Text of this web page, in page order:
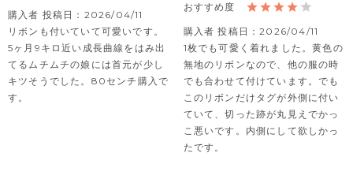
購入者 投稿日
2026/04/11
リボンも付いていて可愛いです。
5ヶ月9キロ近い成長曲線をはみ出
てるムチムチの娘には首元が少し
キツそうでした。80センチ購入で
す。
購入者 投稿日
2026/04/11
1枚でも可愛く着れました。黄色の
無地のリボンなので、他の服の時
でも合わせて付けています。でも
このリボンだけタグが外側に付い
ていて、切った跡が丸見えでかっ
こ悪いです。内側にして欲しかっ
たです。